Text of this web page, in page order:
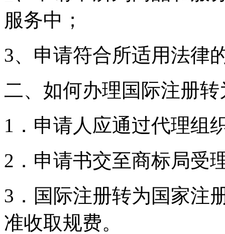
服务中；
3、申请符合所适用法律
二、如何办理国际注册
1．申请人应通过代理组
2．申请书交至商标局受
3．国际注册转为国家注
准收取规费。